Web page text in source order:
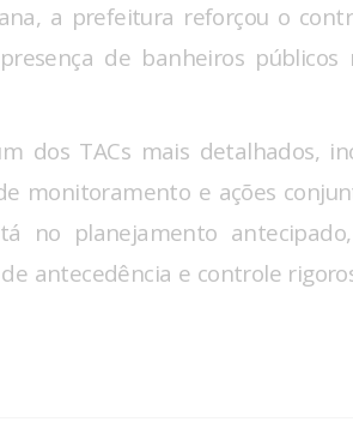
a prefeitura reforçou o
de banheiros públicos
dos TACs mais detalhados,
monitoramento e ações
no planejamento
antecedência e controle